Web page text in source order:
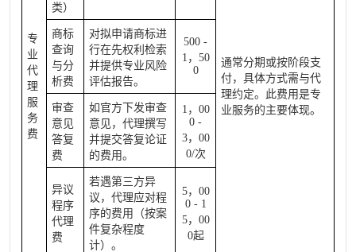
专
业
代
理
服
务
费
类）
通常分期或按阶段支
付，具体方式需与代
理约定。此费用是专
业服务的主要体现。
商标
查询
与分
析费
对拟申请商标进
行在先权利检索
并提供专业风险
评估报告。
500 -
1，50
0
审查
意见
答复
费
如官方下发审查
意见，代理撰写
并提交答复论证
的费用。
1，00
0 -
3，00
0/次
异议
程序
代理
费
若遇第三方异
议，代理应对程
序的费用（按案
件复杂程度
计）。
5，00
0 - 1
5，00
0起